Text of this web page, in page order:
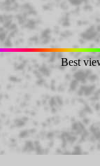
Best